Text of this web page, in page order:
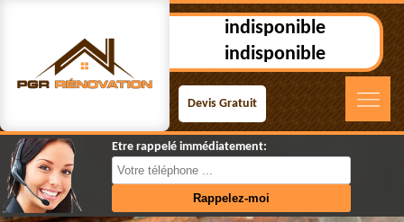
indisponible
indisponible
Devis Gratuit
Etre rappelé immédiatement: